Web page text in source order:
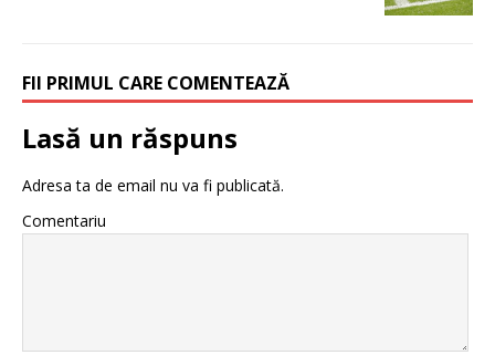
FII PRIMUL CARE COMENTEAZĂ
Lasă un răspuns
Adresa ta de email nu va fi publicată.
Comentariu